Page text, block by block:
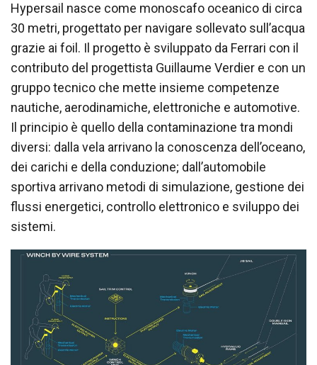
Hypersail nasce come monoscafo oceanico di circa
30 metri, progettato per navigare sollevato sull’acqua
grazie ai foil. Il progetto è sviluppato da Ferrari con il
contributo del progettista Guillaume Verdier e con un
gruppo tecnico che mette insieme competenze
nautiche, aerodinamiche, elettroniche e automotive.
Il principio è quello della contaminazione tra mondi
diversi: dalla vela arrivano la conoscenza dell’oceano,
dei carichi e della conduzione; dall’automobile
sportiva arrivano metodi di simulazione, gestione dei
flussi energetici, controllo elettronico e sviluppo dei
sistemi.